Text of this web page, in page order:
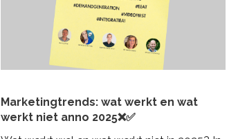
Marketingtrends: wat werkt en wat
werkt niet anno 2025❌✅